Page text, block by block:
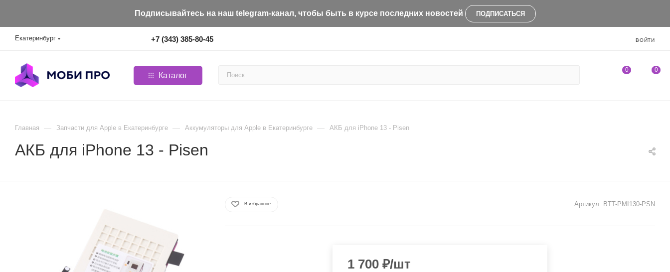
Подписывайтесь на наш telegram-канал, чтобы быть в курсе последних новостей ПОДПИСАТЬСЯ
Екатеринбург +7 (343) 385-80-45 ВОЙТИ
Каталог
0 0
Главная — Запчасти для Apple в Екатеринбурге — Aккумуляторы для Apple в Екатеринбурге — АКБ для iPhone 13 - Pisen
АКБ для iPhone 13 - Pisen
В избранное Артикул: BTT-PMI130-PSN
1 700₽/шт